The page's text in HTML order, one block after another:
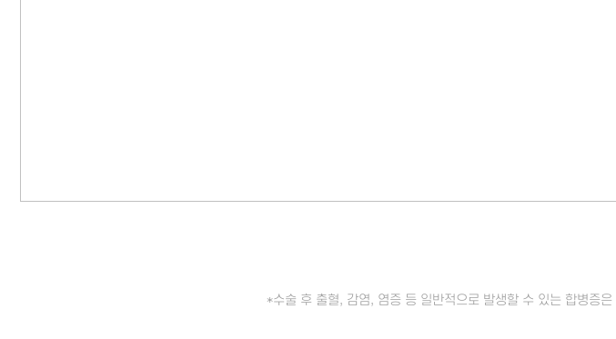
*수술 후 출혈, 감염, 염증 등 일반적으로 발생할 수 있는 합병증은